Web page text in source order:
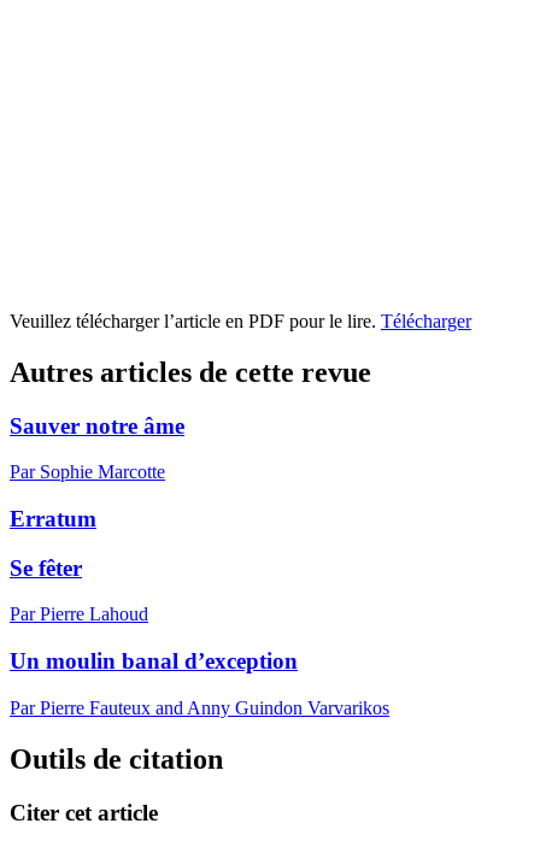
Veuillez télécharger l’article en PDF pour le lire. Télécharger
Autres articles de cette revue
Sauver notre âme
Par Sophie Marcotte
Erratum
Se fêter
Par Pierre Lahoud
Un moulin banal d’exception
Par Pierre Fauteux and Anny Guindon Varvarikos
Outils de citation
Citer cet article